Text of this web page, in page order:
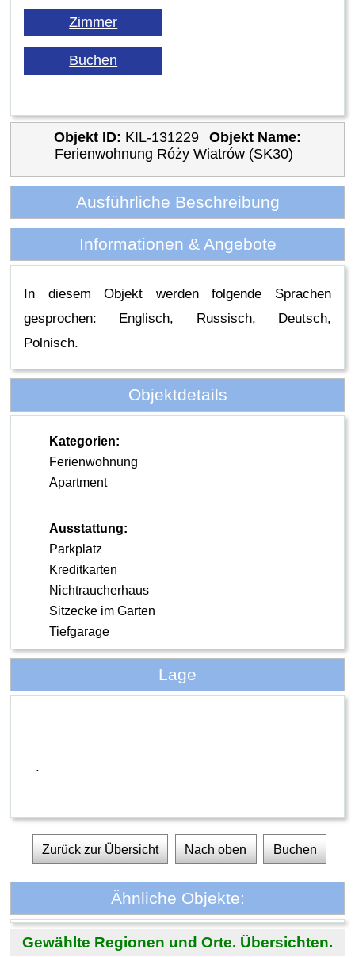
Objekt ID: KIL-131229
Objekt Name:
Ferienwohnung Róży Wiatrów (SK30)
Ausführliche Beschreibung
Informationen & Angebote
In diesem Objekt werden folgende Sprachen
gesprochen: Englisch, Russisch, Deutsch,
Polnisch.
Objektdetails
Kategorien:
Ferienwohnung
Apartment
Ausstattung:
Parkplatz
Kreditkarten
Nichtraucherhaus
Sitzecke im Garten
Tiefgarage
Lage
.
Zurück zur Übersicht Nach oben Buchen
Ähnliche Objekte:
Gewählte Regionen und Orte. Übersichten.